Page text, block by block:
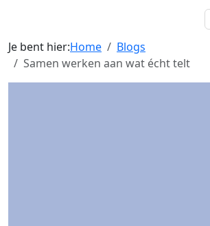
Je bent hier:Home
Blogs
Samen werken aan wat écht telt